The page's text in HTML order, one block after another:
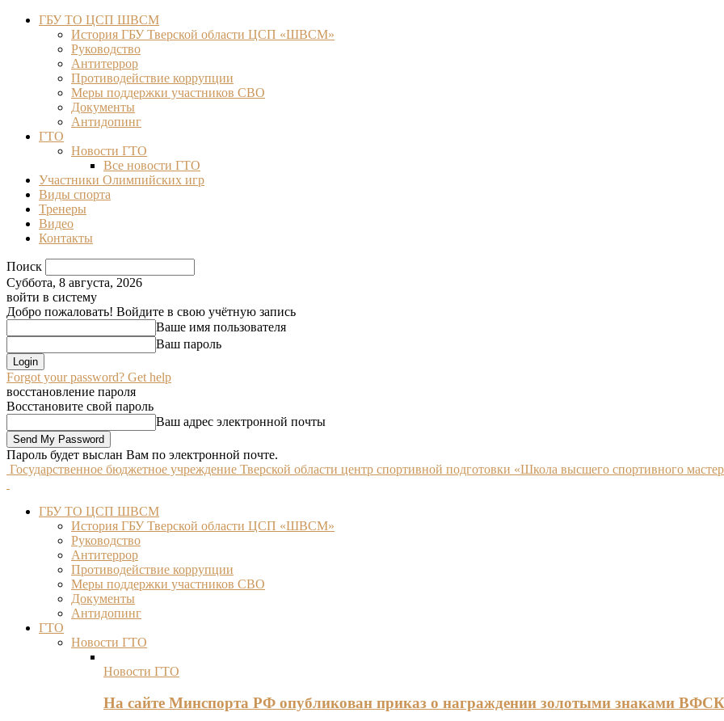
ГБУ ТО ЦСП ШВСМ
История ГБУ Тверской области ЦСП «ШВСМ»
Руководство
Антитеррор
Противодействие коррупции
Меры поддержки участников СВО
Документы
Антидопинг
ГТО
Новости ГТО
Все новости ГТО
Участники Олимпийских игр
Виды спорта
Тренеры
Видео
Контакты
Поиск
Суббота, 8 августа, 2026
войти в систему
Добро пожаловать! Войдите в свою учётную запись
Ваше имя пользователя
Ваш пароль
Forgot your password? Get help
восстановление пароля
Восстановите свой пароль
Ваш адрес электронной почты
Пароль будет выслан Вам по электронной почте.
Государственное бюджетное учреждение Тверской области центр спортивной подготовки «Школа высшего спортивного
ГБУ ТО ЦСП ШВСМ
История ГБУ Тверской области ЦСП «ШВСМ»
Руководство
Антитеррор
Противодействие коррупции
Меры поддержки участников СВО
Документы
Антидопинг
ГТО
Новости ГТО
Новости ГТО
На сайте Минспорта РФ опубликован приказ о награждении золотыми знаками